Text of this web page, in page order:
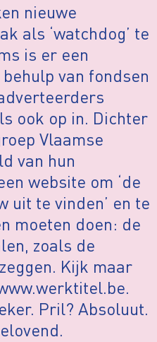
nieuwe
als ‘watchdog’ te
is er een
van fondsen
ook op in. Dichter
Vlaamse
van hun
website om ‘de
uit te vinden’ en te
moeten doen: de
zoals de
Kijk maar
Pril? Absoluut.